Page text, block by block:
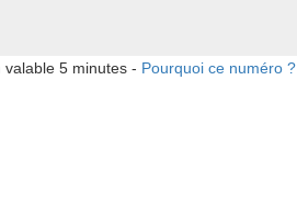
5 minutes - Pourquoi ce numéro ?